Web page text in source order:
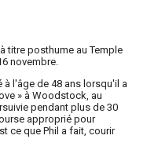
titre posthume au Temple
novembre.
à l'âge de 48 ans lorsqu'il a
» à Woodstock, au
pendant plus de 30
approprié pour
ce que Phil a fait, courir